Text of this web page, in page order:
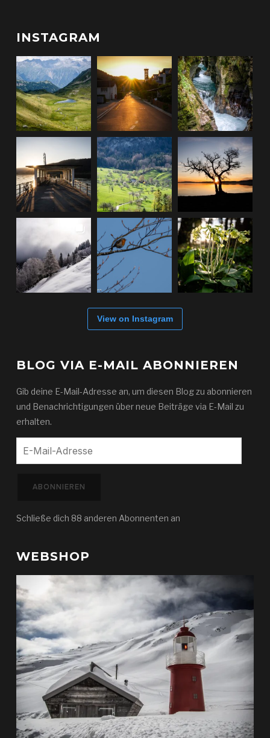
INSTAGRAM
View on Instagram
BLOG VIA E-MAIL ABONNIEREN
Gib deine E-Mail-Adresse an, um diesen Blog zu abonnieren
und Benachrichtigungen über neue Beiträge via E-Mail zu
erhalten.
ABONNIEREN
Schließe dich 88 anderen Abonnenten an
WEBSHOP